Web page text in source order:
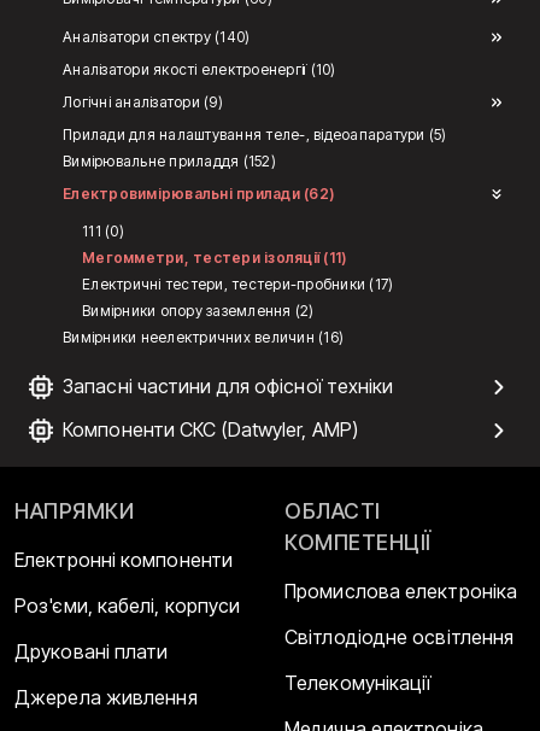
Аналізатори спектру (140)
Аналізатори якості електроенергії (10)
Логічні аналізатори (9)
Прилади для налаштування теле-, відеоапаратури (5)
Вимірювальне приладдя (152)
Електровимірювальні прилади (62)
111 (0)
Мегомметри, тестери ізоляції (11)
Електричні тестери, тестери-пробники (17)
Вимірники опору заземлення (2)
Вимірники неелектричних величин (16)
Запасні частини для офісної техніки
Компоненти СКС (Datwyler, AMP)
НАПРЯМКИ
Електронні компоненти
Роз'єми, кабелі, корпуси
Друковані плати
Джерела живлення
ОБЛАСТІ
КОМПЕТЕНЦІЇ
Промислова електроніка
Світлодіодне освітлення
Телекомунікації